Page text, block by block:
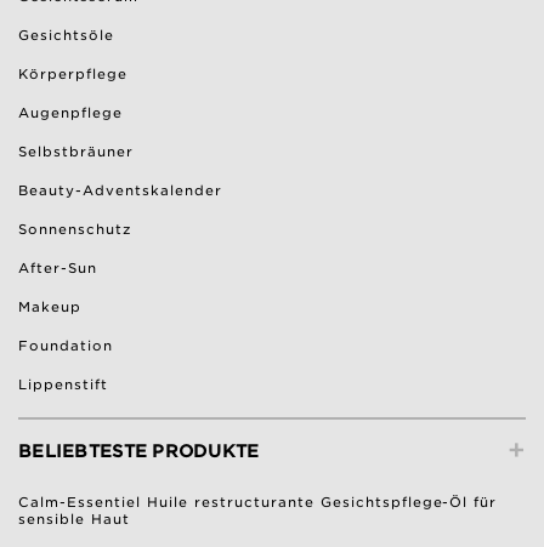
Gesichtsöle
Körperpflege
Augenpflege
Selbstbräuner
Beauty-Adventskalender
Sonnenschutz
After-Sun
Makeup
Foundation
Lippenstift
+
BELIEBTESTE PRODUKTE
Calm-Essentiel Huile restructurante Gesichtspflege-Öl für
sensible Haut